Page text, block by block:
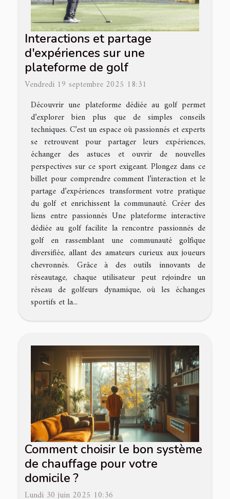
Interactions et partage
d'expériences sur une
plateforme de golf
Vendredi 19 septembre 2025 18:31
Découvrir une plateforme dédiée au golf permet
d’explorer bien plus que de simples conseils
techniques. C’est un espace où passionnés et experts
se retrouvent pour partager leurs expériences,
échanger des astuces et ouvrir de nouvelles
perspectives sur ce sport exigeant. Plongez dans ce
billet pour comprendre comment l’interaction et le
partage d’expériences transforment votre pratique
du golf et enrichissent la communauté. Créer des
liens entre passionnés Une plateforme interactive
dédiée au golf facilite la rencontre passionnés de
golf en rassemblant une communauté golfique
diversifiée, allant des amateurs curieux aux joueurs
chevronnés. Grâce à des outils innovants de
réseautage, chaque utilisateur peut rejoindre un
réseau de golfeurs dynamique, où les échanges
sportifs et la...
Comment choisir le bon système
de chauffage pour votre
domicile ?
Lundi 30 juin 2025 10:36